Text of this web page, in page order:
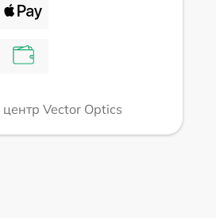
Vector Optics